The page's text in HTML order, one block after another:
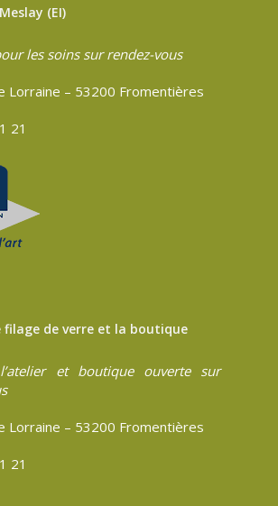
(EI)
les soins sur rendez-vous
Lorraine – 53200 Fromentières
21
filage de verre et la boutique
et boutique ouverte sur
Lorraine – 53200 Fromentières
21